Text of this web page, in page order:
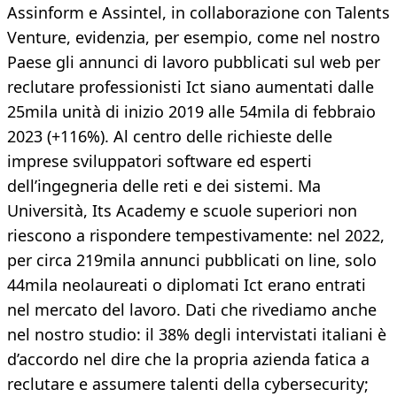
Assinform e Assintel, in collaborazione con Talents
Venture, evidenzia, per esempio, come nel nostro
Paese gli annunci di lavoro pubblicati sul web per
reclutare professionisti Ict siano aumentati dalle
25mila unità di inizio 2019 alle 54mila di febbraio
2023 (+116%). Al centro delle richieste delle
imprese sviluppatori software ed esperti
dell’ingegneria delle reti e dei sistemi. Ma
Università, Its Academy e scuole superiori non
riescono a rispondere tempestivamente: nel 2022,
per circa 219mila annunci pubblicati on line, solo
44mila neolaureati o diplomati Ict erano entrati
nel mercato del lavoro. Dati che rivediamo anche
nel nostro studio: il 38% degli intervistati italiani è
d’accordo nel dire che la propria azienda fatica a
reclutare e assumere talenti della cybersecurity;